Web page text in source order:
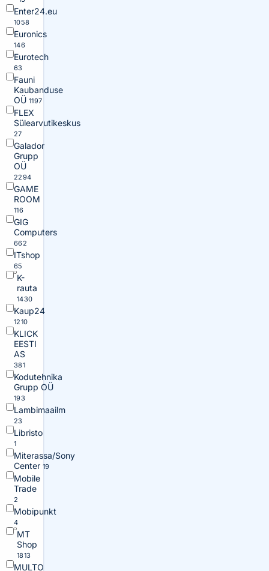
Enter24.eu
1058
Euronics
146
Eurotech
63
Fauni
Kaubanduse
OÜ 1197
FLEX
Sülearvutikeskus
27
Galador
Grupp
OÜ
2294
GAME
ROOM
116
GIG
Computers
662
ITshop
65
K-
rauta
1430
Kaup24
1210
KLICK
EESTI
AS
381
Kodutehnika
Grupp OÜ
193
Lambimaailm
23
Libristo
1
Miterassa/Sony
Center 19
Mobile
Trade
2
Mobipunkt
4
MT
Shop
1813
MULTO